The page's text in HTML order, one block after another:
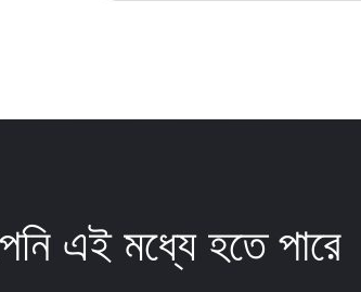
এই মধ্যে হতে পারে